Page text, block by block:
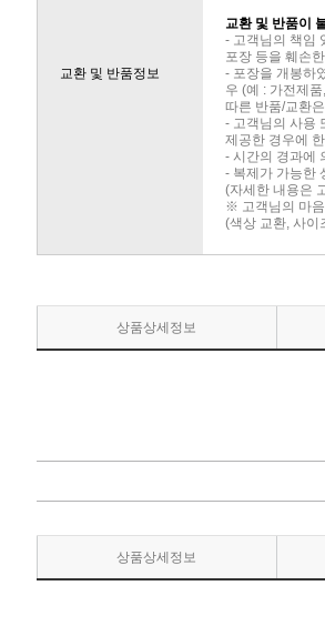
교환 및 반품정보
교환 및 반품이
- 고객님의 책임
포장 등을 훼손
- 포장을 개봉하
우 (예 : 가전제
따른 반품/교환
- 고객님의 사용
제공한 경우에
- 시간의 경과에
- 복제가 가능한
(자세한 내용은
※ 고객님의 마
(색상 교환, 사이
상품상세정보
상품상세정보